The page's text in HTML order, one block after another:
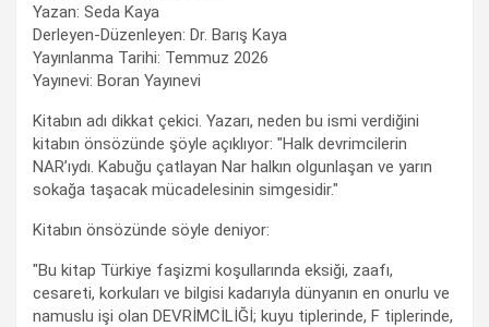
Yazan: Seda Kaya
Derleyen-Düzenleyen: Dr. Barış Kaya
Yayınlanma Tarihi: Temmuz 2026
Yayınevi: Boran Yayınevi
Kitabın adı dikkat çekici. Yazarı, neden bu ismi verdiğini
kitabın önsözünde şöyle açıklıyor: "Halk devrimcilerin
NAR’ıydı. Kabuğu çatlayan Nar halkın olgunlaşan ve yarın
sokağa taşacak mücadelesinin simgesidir."
Kitabın önsözünde söyle deniyor:
"Bu kitap Türkiye faşizmi koşullarında eksiği, zaafı,
cesareti, korkuları ve bilgisi kadarıyla dünyanın en onurlu ve
namuslu işi olan DEVRİMCİLİĞİ; kuyu tiplerinde, F tiplerinde,